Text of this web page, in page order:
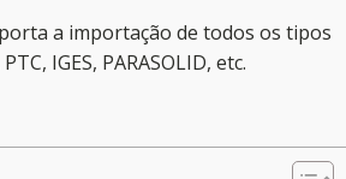
a importação de todos os tipos
IGES, PARASOLID, etc.